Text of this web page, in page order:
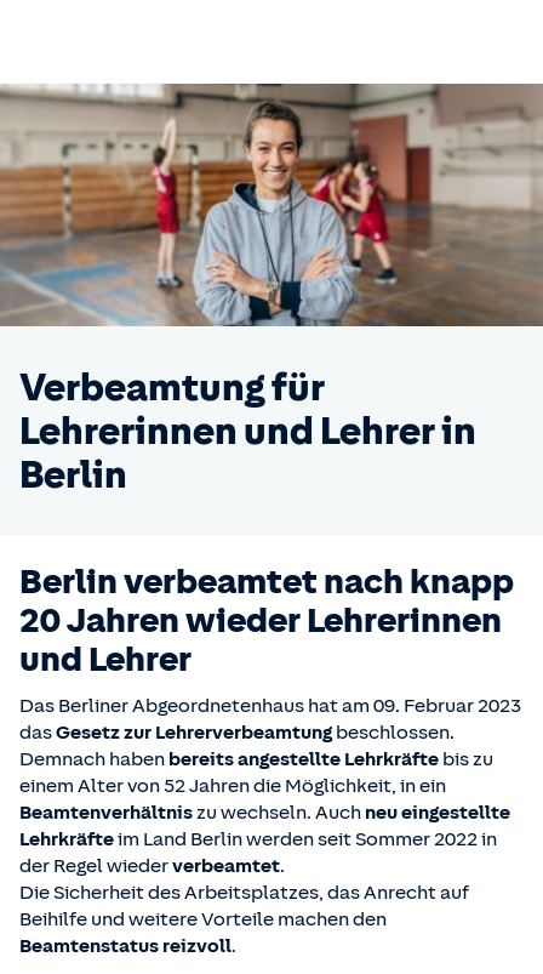
Verbeamtung für
Lehrerinnen und Lehrer in
Berlin
Berlin verbeamtet nach knapp
20 Jahren wieder Lehrerinnen
und Lehrer
Das Berliner Abgeordnetenhaus hat am 09. Februar 2023
dasGesetz zur Lehrerverbeamtungbeschlossen.
Demnach haben bereits angestellte Lehrkräfte bis zu
einem Alter von 52 Jahren die Möglichkeit, in ein
Beamtenverhältniszu wechseln. Auch neu eingestellte
Lehrkräfteim Land Berlin werden seit Sommer 2022 in
der Regel wiederverbeamtet.
Die Sicherheit des Arbeitsplatzes, das Anrecht auf
Beihilfe und weitere Vorteile machen den
Beamtenstatus reizvoll.